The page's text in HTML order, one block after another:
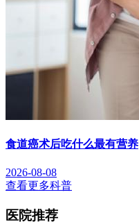
食道癌术后吃什么最有营养
2026-08-08
查看更多科普
医院推荐